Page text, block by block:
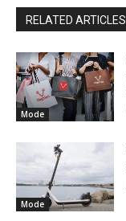
RELATED ARTICLES
Mode
Mode